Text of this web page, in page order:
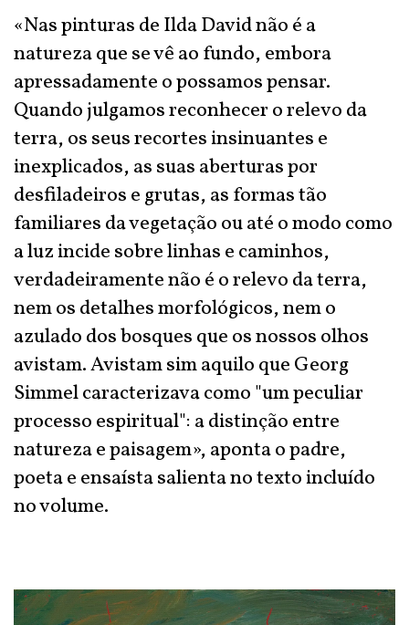
«Nas pinturas de Ilda David não é a
natureza que se vê ao fundo, embora
apressadamente o possamos pensar.
Quando julgamos reconhecer o relevo da
terra, os seus recortes insinuantes e
inexplicados, as suas aberturas por
desfiladeiros e grutas, as formas tão
familiares da vegetação ou até o modo como
a luz incide sobre linhas e caminhos,
verdadeiramente não é o relevo da terra,
nem os detalhes morfológicos, nem o
azulado dos bosques que os nossos olhos
avistam. Avistam sim aquilo que Georg
Simmel caracterizava como "um peculiar
processo espiritual": a distinção entre
natureza e paisagem», aponta o padre,
poeta e ensaísta salienta no texto incluído
no volume.